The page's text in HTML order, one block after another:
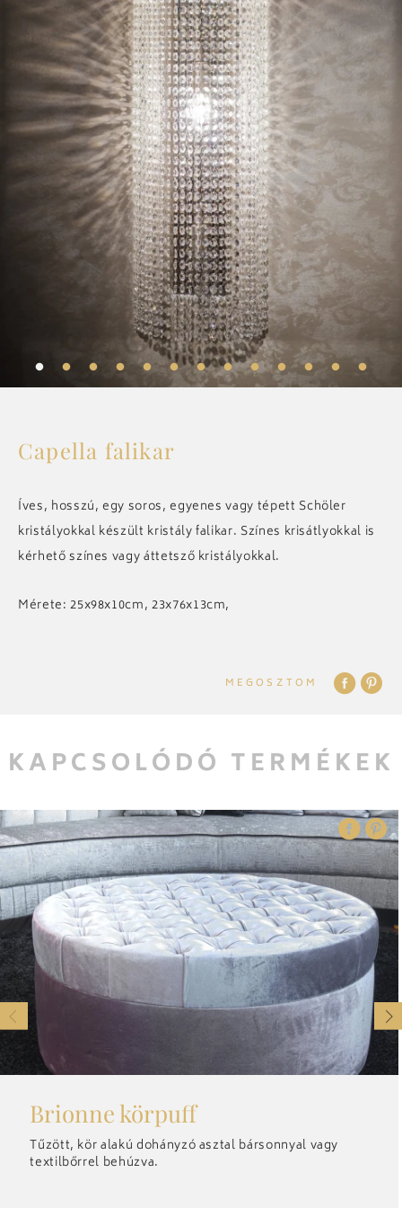
ELŐSZOBA
KIEGÉSZÍTŐK
CSILLÁROK
ART DECO
ÖSSZES
REFERENCIÁK
A CÉGRŐL
HÍREK
FILOZÓFIA
KONTAKT
MAGYAR
Magyar
ENGLISH
DEUTSCH
Capella falikar
Íves, hosszú, egy soros, egyenes vagy tépett Schöler
kristályokkal készült kristály falikar. Színes krisátlyokkal is
kérhető színes vagy áttetsző kristályokkal.
Mérete: 25x98x10cm, 23x76x13cm,
MEGOSZTOM
KAPCSOLÓDÓ TERMÉKEK
Brionne körpuff
Tűzött, kör alakú dohányzó asztal bársonnyal vagy
textilbőrrel behúzva.